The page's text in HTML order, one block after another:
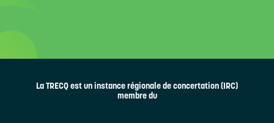
La TRECQ est un instance régionale de concertation (IRC)
membre du